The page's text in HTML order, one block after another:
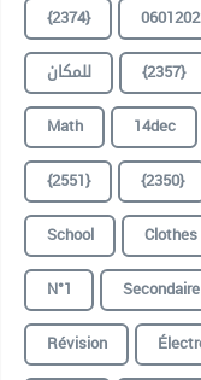
{2374}
للمكان
{2357}
Math
14dec
{2551}
{2350}
School
Clothes
N°1
Secondaire
Révision